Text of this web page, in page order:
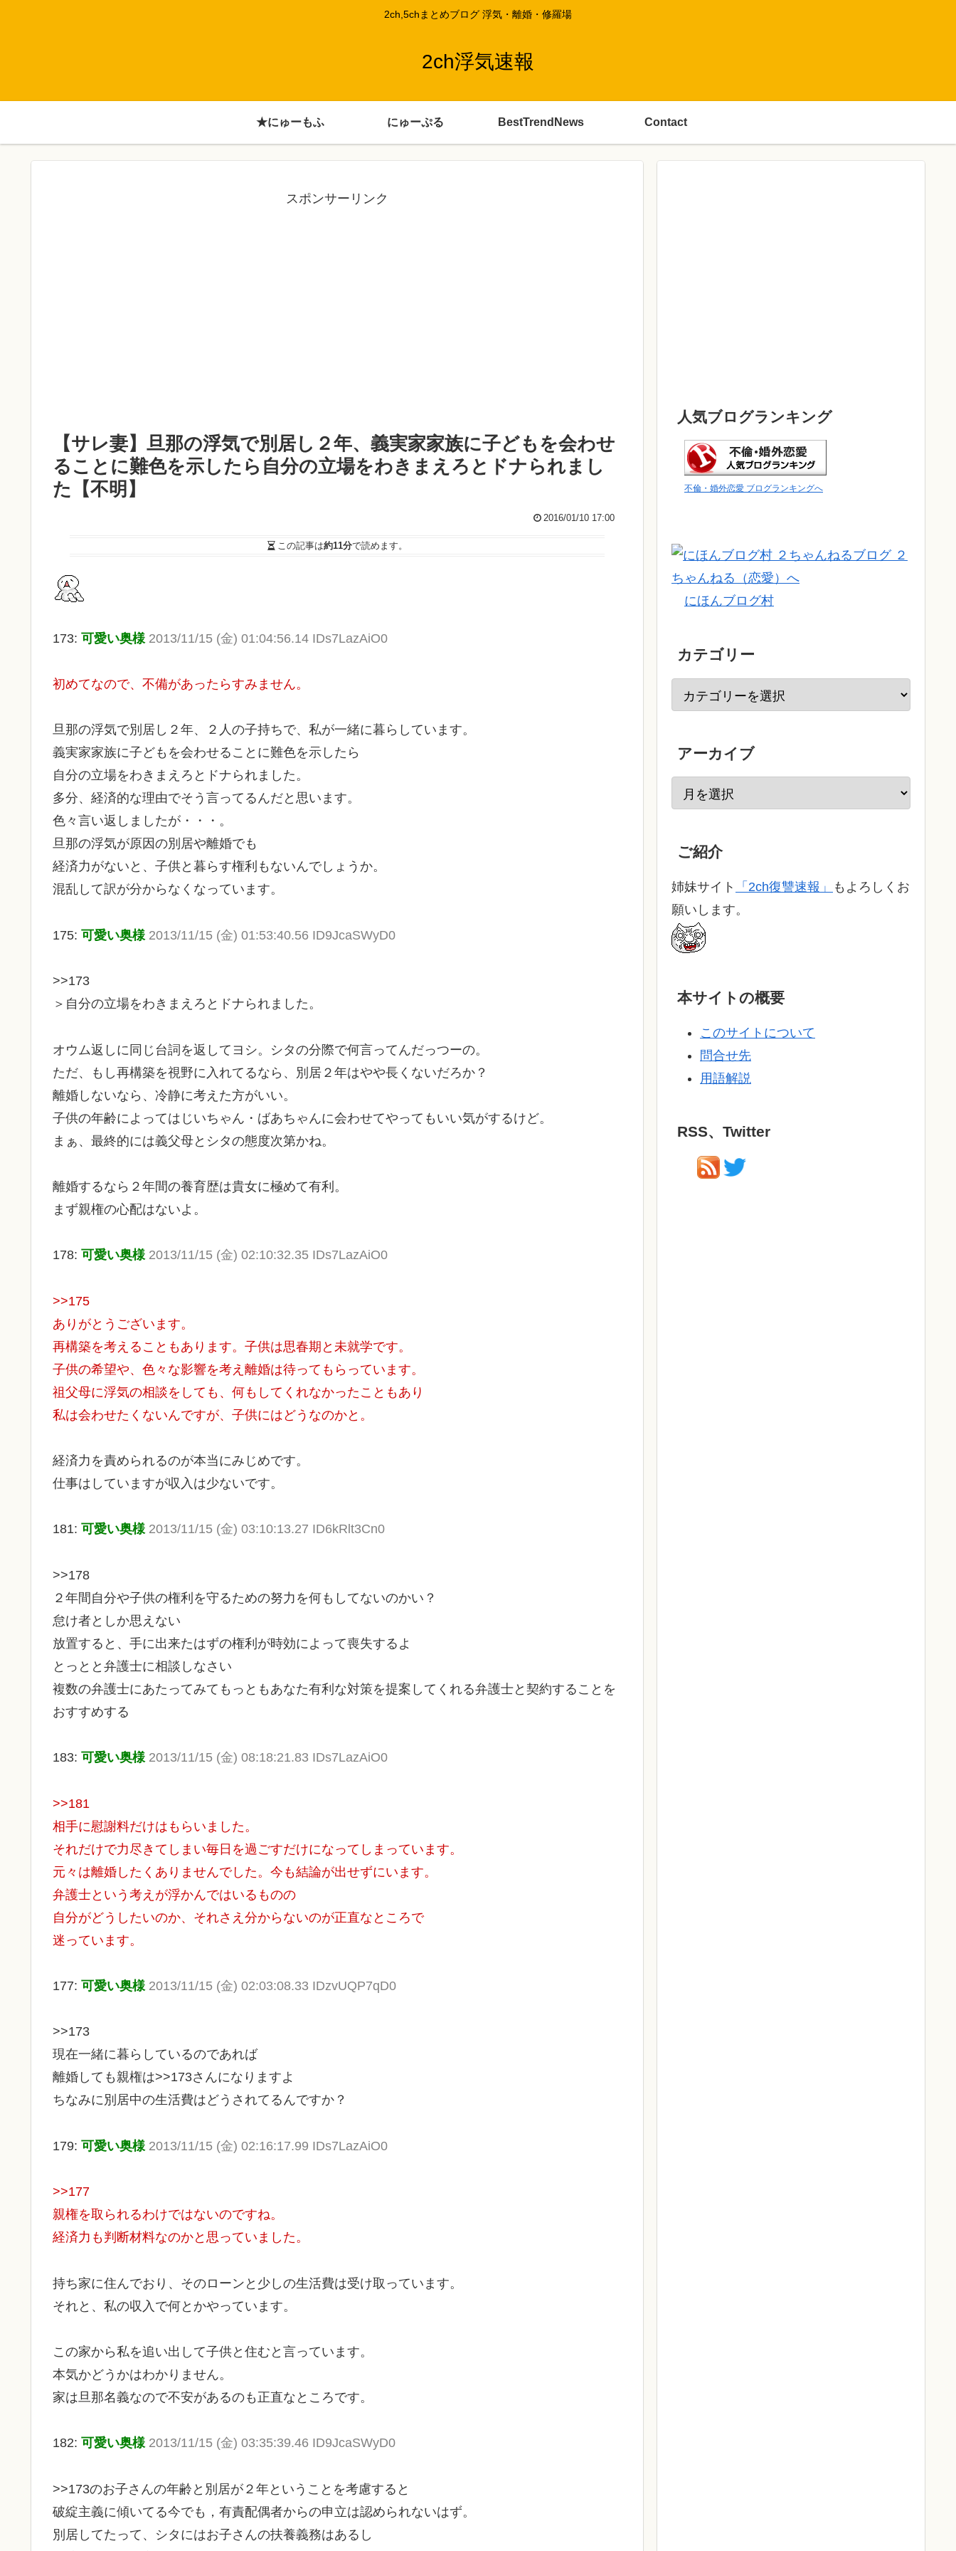
2ch,5chまとめブログ 浮気・離婚・修羅場
2ch浮気速報
★にゅーもふ にゅーぷる BestTrendNews Contact
スポンサーリンク
【サレ妻】旦那の浮気で別居し２年、義実家家族に子どもを会わせ
ることに難色を示したら自分の立場をわきまえろとドナられまし
た【不明】
2016/01/10 17:00
この記事は約11分で読めます。
173: 可愛い奥様 2013/11/15 (金) 01:04:56.14 IDs7LazAiO0
初めてなので、不備があったらすみません。
旦那の浮気で別居し２年、２人の子持ちで、私が一緒に暮らしています。
義実家家族に子どもを会わせることに難色を示したら
自分の立場をわきまえろとドナられました。
多分、経済的な理由でそう言ってるんだと思います。
色々言い返しましたが・・・。
旦那の浮気が原因の別居や離婚でも
経済力がないと、子供と暮らす権利もないんでしょうか。
混乱して訳が分からなくなっています。
175: 可愛い奥様 2013/11/15 (金) 01:53:40.56 ID9JcaSWyD0
>>173
＞自分の立場をわきまえろとドナられました。
オウム返しに同じ台詞を返してヨシ。シタの分際で何言ってんだっつーの。
ただ、もし再構築を視野に入れてるなら、別居２年はやや長くないだろか？
離婚しないなら、冷静に考えた方がいい。
子供の年齢によってはじいちゃん・ばあちゃんに会わせてやってもいい気がするけど。
まぁ、最終的には義父母とシタの態度次第かね。
離婚するなら２年間の養育歴は貴女に極めて有利。
まず親権の心配はないよ。
178: 可愛い奥様 2013/11/15 (金) 02:10:32.35 IDs7LazAiO0
>>175
ありがとうございます。
再構築を考えることもあります。子供は思春期と未就学です。
子供の希望や、色々な影響を考え離婚は待ってもらっています。
祖父母に浮気の相談をしても、何もしてくれなかったこともあり
私は会わせたくないんですが、子供にはどうなのかと。
経済力を責められるのが本当にみじめです。
仕事はしていますが収入は少ないです。
181: 可愛い奥様 2013/11/15 (金) 03:10:13.27 ID6kRlt3Cn0
>>178
２年間自分や子供の権利を守るための努力を何もしてないのかい？
怠け者としか思えない
放置すると、手に出来たはずの権利が時効によって喪失するよ
とっとと弁護士に相談しなさい
複数の弁護士にあたってみてもっともあなた有利な対策を提案してくれる弁護士と契約することを
おすすめする
183: 可愛い奥様 2013/11/15 (金) 08:18:21.83 IDs7LazAiO0
>>181
相手に慰謝料だけはもらいました。
それだけで力尽きてしまい毎日を過ごすだけになってしまっています。
元々は離婚したくありませんでした。今も結論が出せずにいます。
弁護士という考えが浮かんではいるものの
自分がどうしたいのか、それさえ分からないのが正直なところで
迷っています。
177: 可愛い奥様 2013/11/15 (金) 02:03:08.33 IDzvUQP7qD0
>>173
現在一緒に暮らしているのであれば
離婚しても親権は>>173さんになりますよ
ちなみに別居中の生活費はどうされてるんですか？
179: 可愛い奥様 2013/11/15 (金) 02:16:17.99 IDs7LazAiO0
>>177
親権を取られるわけではないのですね。
経済力も判断材料なのかと思っていました。
持ち家に住んでおり、そのローンと少しの生活費は受け取っています。
それと、私の収入で何とかやっています。
この家から私を追い出して子供と住むと言っています。
本気かどうかはわかりません。
家は旦那名義なので不安があるのも正直なところです。
182: 可愛い奥様 2013/11/15 (金) 03:35:39.46 ID9JcaSWyD0
>>173のお子さんの年齢と別居が２年ということを考慮すると
破綻主義に傾いてる今でも，有責配偶者からの申立は認められないはず。
別居してたって、シタにはお子さんの扶養義務はあるし
人気ブログランキング
不倫・婚外恋愛 ブログランキングへ
にほんブログ村
カテゴリー
アーカイブ
ご紹介
姉妹サイト 「2ch復讐速報」
もよろしくお
願いします。
本サイトの概要
このサイトについて
問合せ先
用語解説
RSS、Twitter